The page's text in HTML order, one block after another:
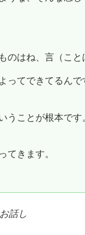
のはね、言（こと
ってできてるんで
うことが根本です
てきます。
話し